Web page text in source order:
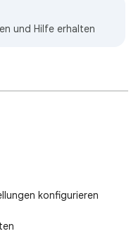
und Hilfe erhalten
konfigurieren